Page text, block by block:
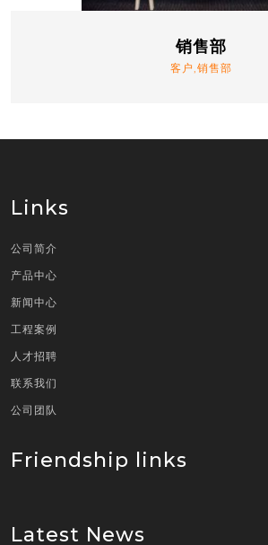
销售部
客户,销售部
Links
公司简介
产品中心
新闻中心
工程案例
人才招聘
联系我们
公司团队
Friendship links
Latest News